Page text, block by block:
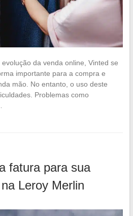
da venda online, Vinted se
importante para a compra e
mão. No entanto, o uso deste
Problemas como
fatura para sua
Leroy Merlin